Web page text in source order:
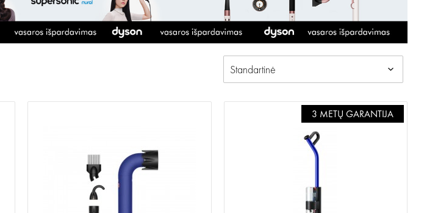
3 METŲ GARANTIJA